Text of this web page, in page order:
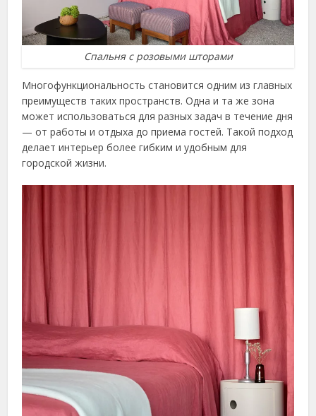
Спальня с розовыми шторами
Многофункциональность становится одним из главных
преимуществ таких пространств. Одна и та же зона
может использоваться для разных задач в течение дня
— от работы и отдыха до приема гостей. Такой подход
делает интерьер более гибким и удобным для
городской жизни.